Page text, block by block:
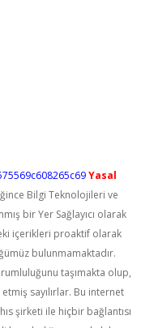
Yasal
Bilgi Teknolojileri ve
bir Yer Sağlayıcı olarak
içerikleri proaktif olarak
bulunmamaktadır.
taşımakta olup,
sayılırlar. Bu internet
şirketi ile hiçbir bağlantısı